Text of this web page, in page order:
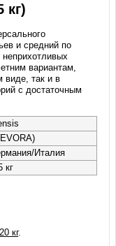
кг)
и средний по
вариантам,
виде, так и в
с достаточным
Италия
кг
кг.